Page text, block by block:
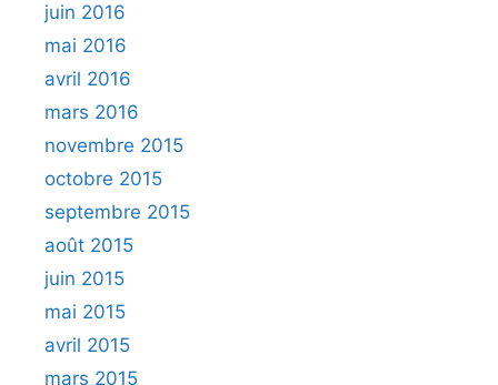
juin 2016
mai 2016
avril 2016
mars 2016
novembre 2015
octobre 2015
septembre 2015
août 2015
juin 2015
mai 2015
avril 2015
mars 2015